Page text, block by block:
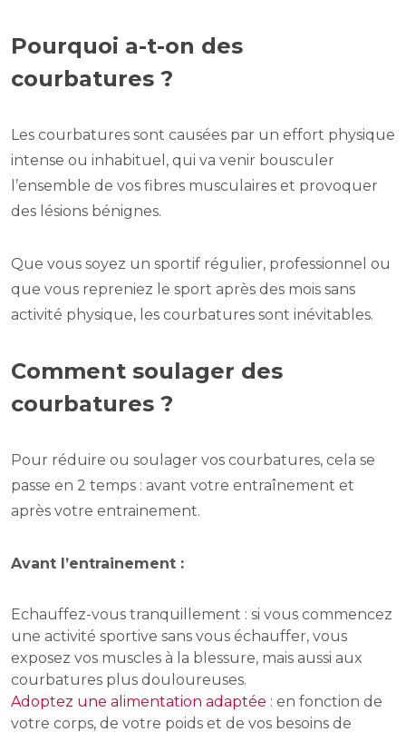
Pourquoi a-t-on des
courbatures ?
Les courbatures sont causées par un effort physique
intense ou inhabituel, qui va venir bousculer
l’ensemble de vos fibres musculaires et provoquer
des lésions bénignes.
Que vous soyez un sportif régulier, professionnel ou
que vous repreniez le sport après des mois sans
activité physique, les courbatures sont inévitables.
Comment soulager des
courbatures ?
Pour réduire ou soulager vos courbatures, cela se
passe en 2 temps : avant votre entraînement et
après votre entrainement.
Avant l’entrainement :
Echauffez-vous tranquillement : si vous commencez
une activité sportive sans vous échauffer, vous
exposez vos muscles à la blessure, mais aussi aux
courbatures plus douloureuses.
Adoptez une alimentation adaptée : en fonction de
votre corps, de votre poids et de vos besoins de